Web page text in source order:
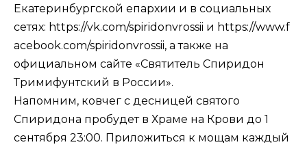
Екатеринбургской епархии и в социальных
сетях: https://vk.com/spiridonvrossii и https://www.f
acebook.com/spiridonvrossii, а также на
официальном сайте «Святитель Спиридон
Тримифунтский в России».
Напомним, ковчег с десницей святого
Спиридона пробудет в Храме на Крови до 1
сентября 23:00. Приложиться к мощам каждый